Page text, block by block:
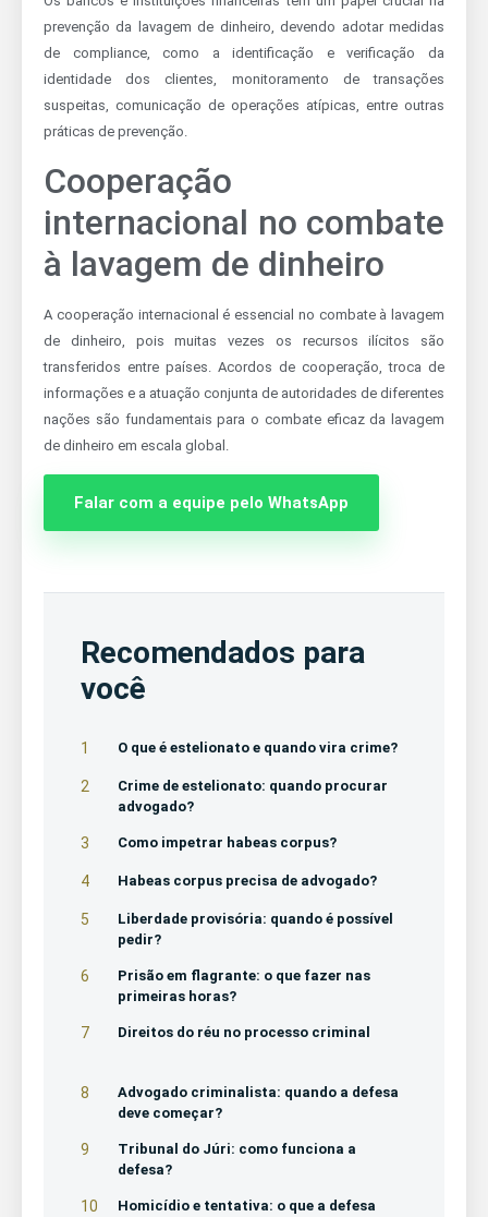
prevenção da lavagem de dinheiro, devendo adotar medidas
de compliance, como a identificação e verificação da
identidade dos clientes, monitoramento de transações
suspeitas, comunicação de operações atípicas, entre outras
práticas de prevenção.
Cooperação
internacional no combate
à lavagem de dinheiro
A cooperação internacional é essencial no combate à lavagem
de dinheiro, pois muitas vezes os recursos ilícitos são
transferidos entre países. Acordos de cooperação, troca de
informações e a atuação conjunta de autoridades de diferentes
nações são fundamentais para o combate eficaz da lavagem
de dinheiro em escala global.
Falar com a equipe pelo WhatsApp
Recomendados para
você
1 O que é estelionato e quando vira crime?
2
Crime de estelionato: quando procurar
advogado?
3 Como impetrar habeas corpus?
4 Habeas corpus precisa de advogado?
5
Liberdade provisória: quando é possível
pedir?
6
Prisão em flagrante: o que fazer nas
primeiras horas?
7 Direitos do réu no processo criminal
8
Advogado criminalista: quando a defesa
deve começar?
9
Tribunal do Júri: como funciona a
defesa?
10
Homicídio e tentativa: o que a defesa